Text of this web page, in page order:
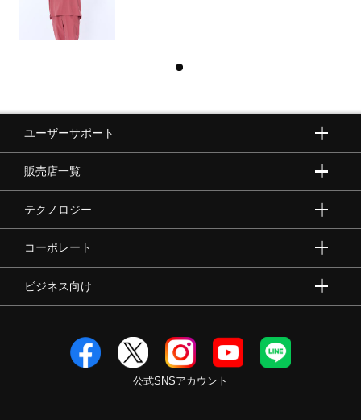
ユーザーサポート
販売店一覧
テクノロジー
コーポレート
ビジネス向け
公式SNSアカウント